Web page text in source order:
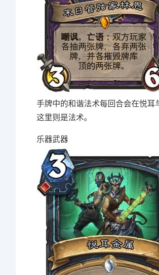
手牌中的和谐法术每回合会在悦
这里则是法术。
乐器武器